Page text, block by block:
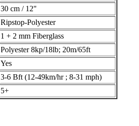
30 cm / 12"
Ripstop-Polyester
1 + 2 mm Fiberglass
Polyester 8kp/18lb; 20m/65ft
Yes
3-6 Bft (12-49km/hr ; 8-31 mph)
5+